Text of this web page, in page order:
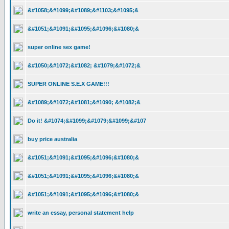
&#1058;&#1099;&#1089;&#1103;&#1095;&
&#1051;&#1091;&#1095;&#1096;&#1080;&
super online sex game!
&#1050;&#1072;&#1082; &#1079;&#1072;&
SUPER ONLINE S.E.X GAME!!!
&#1089;&#1072;&#1081;&#1090; &#1082;&
Do it! &#1074;&#1099;&#1079;&#1099;&#107
buy price australia
&#1051;&#1091;&#1095;&#1096;&#1080;&
&#1051;&#1091;&#1095;&#1096;&#1080;&
&#1051;&#1091;&#1095;&#1096;&#1080;&
write an essay, personal statement help